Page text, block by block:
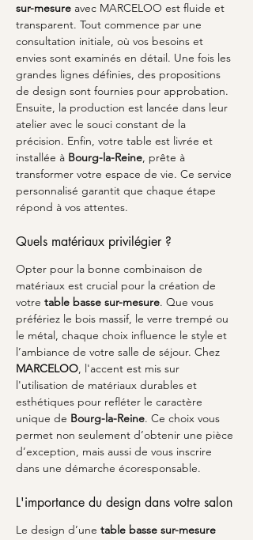
sur-mesure avec MARCELOO est fluide et
transparent. Tout commence par une
consultation initiale, où vos besoins et
envies sont examinés en détail. Une fois les
grandes lignes définies, des propositions
de design sont fournies pour approbation.
Ensuite, la production est lancée dans leur
atelier avec le souci constant de la
précision. Enfin, votre table est livrée et
installée à Bourg-la-Reine, prête à
transformer votre espace de vie. Ce service
personnalisé garantit que chaque étape
répond à vos attentes.
Quels matériaux privilégier ?
Opter pour la bonne combinaison de
matériaux est crucial pour la création de
votre table basse sur-mesure. Que vous
préfériez le bois massif, le verre trempé ou
le métal, chaque choix influence le style et
l’ambiance de votre salle de séjour. Chez
MARCELOO, l'accent est mis sur
l'utilisation de matériaux durables et
esthétiques pour refléter le caractère
unique de Bourg-la-Reine. Ce choix vous
permet non seulement d’obtenir une pièce
d’exception, mais aussi de vous inscrire
dans une démarche écoresponsable.
L'importance du design dans votre salon
Le design d’une table basse sur-mesure